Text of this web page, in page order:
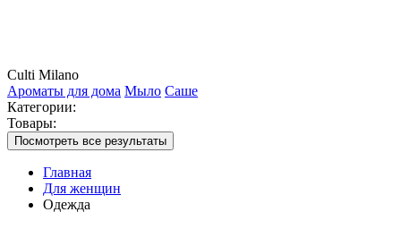
Culti Milano
Ароматы для дома Мыло Саше
Категории:
Товары:
Посмотреть все результаты
Главная
Для женщин
Одежда